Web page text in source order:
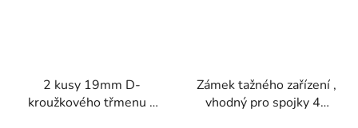
2 kusy 19mm D-
kroužkového třmenu s
Zámek tažného zařízení ,
vhodný pro spojky 46